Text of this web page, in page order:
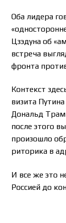
Оба лидера
Цзэдуна об
встреча
фронта
Контекст
визита
Дональд
после этого
произошло
риторика в
И все же это
Россией до